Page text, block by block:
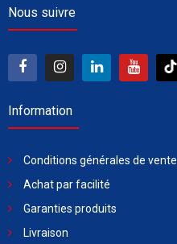
Nous suivre
Information
Conditions générales de vente
Achat par facilité
Garanties produits
Livraison